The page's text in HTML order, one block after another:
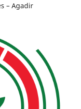
– Agadir